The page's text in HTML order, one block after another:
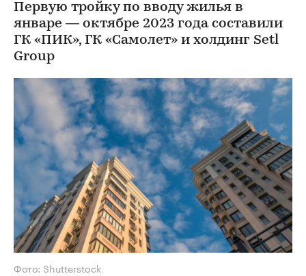
Первую тройку по вводу жилья в
январе — октябре 2023 года составили
ГК «ПИК», ГК «Самолет» и холдинг Setl
Group
Фото: Shutterstock